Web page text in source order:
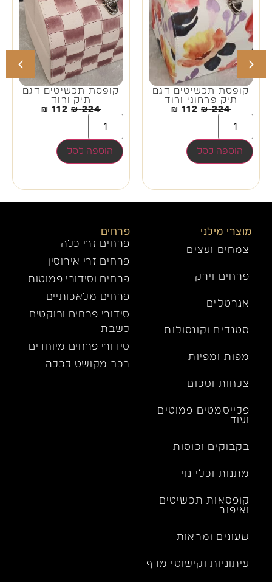
קופסת תכשיטים דגם
תיק פרחוני ורוד
224
₪
112
₪
הוספה לסל
קופסת תכשיטים דגם
תיק ורוד
224
₪
112
₪
הוספה לסל
מוצרי מילני
צמחים ועצים
פרחים וירק
אגרטלים
סטנדים וקונסולות
מפות ומפיות
צלחות וסכום
פלייסמטים פמוטים
ועוד
בקבוקים וכוסות
מתנות וכלי נוי
קופסאות תכשיטים
ואיפור
שעונים ומראות
עיתוניות וקישוטי מדף
פרחים
פרחים זרי כלה
פרחים זרי אירוסין
פרחים וסידורי פמוטות
פרחים מלאכותיים
סידורי פרחים ובוקטים
לשבת
סידורי פרחים מיוחדים
רכב מקושט לכלה